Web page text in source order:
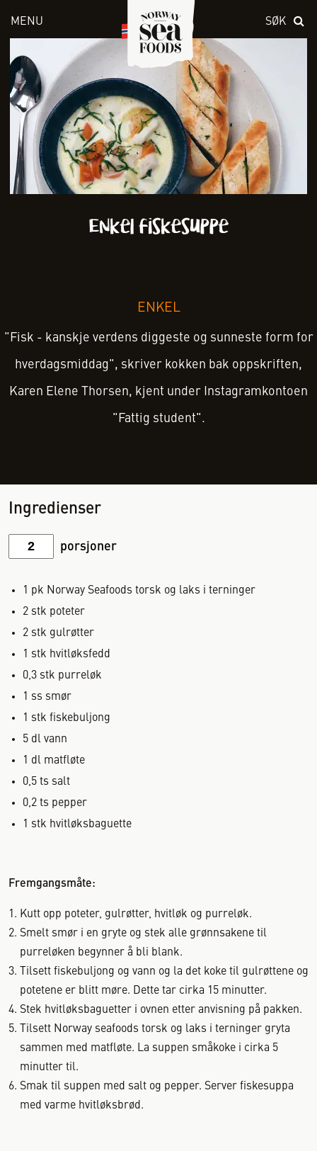
MENU SØK
Enkel fiskesuppe
ENKEL
"Fisk - kanskje verdens diggeste og sunneste form for
hverdagsmiddag", skriver kokken bak oppskriften,
Karen Elene Thorsen, kjent under Instagramkontoen
"Fattig student".
Ingredienser
porsjoner
1 pk Norway Seafoods torsk og laks i terninger
2 stk poteter
2 stk gulrøtter
1
stk hvitløksfedd
0,3 stk purreløk
1
ss smør
1
stk fiskebuljong
5 dl vann
1
dl matfløte
0,5 ts salt
0,2 ts pepper
1
stk hvitløksbaguette
Fremgangsmåte:
Kutt opp poteter, gulrøtter, hvitløk og purreløk.
Smelt smør i en gryte og stek alle grønnsakene til
purreløken begynner å bli blank.
Tilsett fiskebuljong og vann og la det koke til gulrøttene og
potetene er blitt møre. Dette tar cirka 15 minutter.
Stek hvitløksbaguetter i ovnen etter anvisning på pakken.
Tilsett Norway seafoods torsk og laks i terninger gryta
sammen med matfløte. La suppen småkoke i cirka 5
minutter til.
Smak til suppen med salt og pepper. Server fiskesuppa
med varme hvitløksbrød.